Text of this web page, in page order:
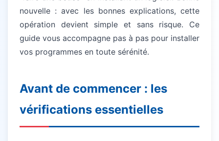
nouvelle : avec les bonnes explications, cette
opération devient simple et sans risque. Ce
guide vous accompagne pas à pas pour installer
vos programmes en toute sérénité.
Avant de commencer : les
vérifications essentielles